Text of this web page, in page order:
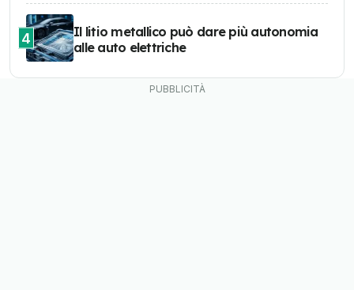
4
Il litio metallico può dare più autonomia
alle auto elettriche